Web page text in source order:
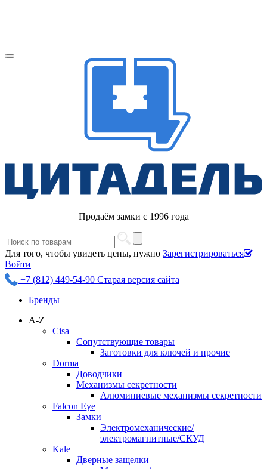
Продаём замки с 1996 года
Для того, чтобы увидеть цены, нужно Зарегистрироваться
Войти
+7 (812) 449-54-90 Старая версия сайта
Бренды
A-Z
Cisa
Сопутствующие товары
Заготовки для ключей и прочие
Dorma
Доводчики
Механизмы секретности
Алюминиевые механизмы секретности
Falcon Eye
Замки
Электромеханические/
электромагнитные/СКУД
Kale
Дверные защелки